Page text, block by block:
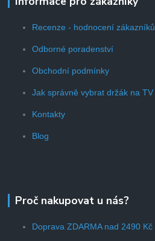
Recenze - hodnocení zákazníků
Odborné poradenství
Obchodní podmínky
Jak správně vybrat držák na TV
Kontakty
Blog
Proč nakupovat u nás?
Doprava ZDARMA nad 2490 Kč